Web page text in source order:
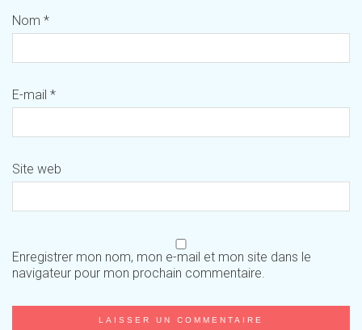
Nom *
E-mail *
Site web
Enregistrer mon nom, mon e-mail et mon site dans le
navigateur pour mon prochain commentaire.